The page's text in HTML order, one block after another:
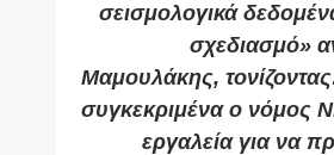
σεισμολογικά
σχεδιασμό»
Μαμουλάκης,
συγκεκριμένα ο νόμος
εργαλεία για να